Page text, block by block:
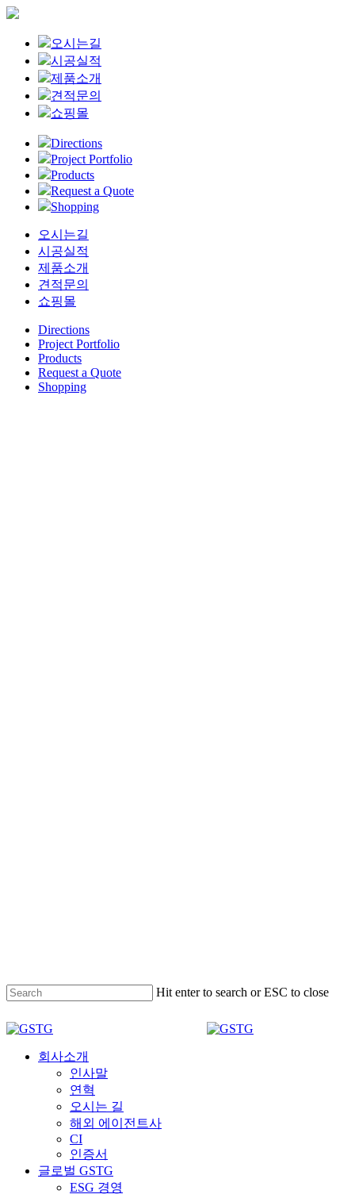
오시는길
시공실적
제품소개
견적문의
쇼핑몰
Directions
Project Portfolio
Products
Request a Quote
Shopping
오시는길
시공실적
제품소개
견적문의
쇼핑몰
Directions
Project Portfolio
Products
Request a Quote
Shopping
Hit enter to search or ESC to close
Search
Menu
회사소개
인사말
연혁
오시는 길
해외 에이전트사
CI
인증서
글로벌 GSTG
ESG 경영